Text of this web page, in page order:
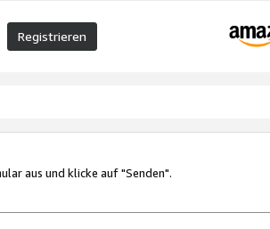
Registrieren
aus und klicke auf "Senden".